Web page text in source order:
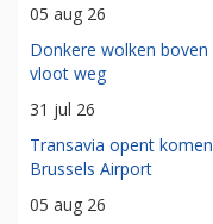
05 aug 26
Donkere wolken
vloot weg
31 jul 26
Transavia opent
Brussels Airport
05 aug 26